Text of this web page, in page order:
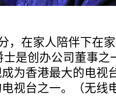
，在家人陪伴下在
是创办公司董事之
为香港最大的电视
视台之一。（无线